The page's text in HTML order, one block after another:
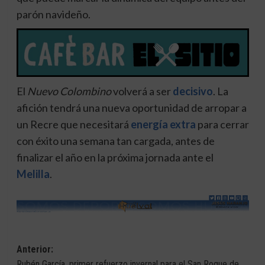
parón navideño.
El Nuevo Colombinovolverá a serdecisivo. La
afición tendrá una nueva oportunidad de arropar a
un Recre que necesitará energía extra para cerrar
con éxito una semana tan cargada, antes de
finalizar el año en la próxima jornada ante el
Melilla.
Navegación
Anterior: